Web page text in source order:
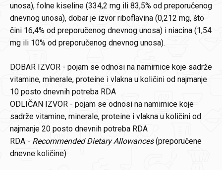
unosa), folne kiseline (334,2 mg ili 83,5% od preporučenog
dnevnog unosa), dobar je izvor riboflavina (0,212 mg, što
čini 16,4% od preporučenog dnevnog unosa) i niacina (1,54
mg ili 10% od preporučenog dnevnog unosa).
DOBAR IZVOR - pojam se odnosi na namirnice koje sadrže
vitamine, minerale, proteine i vlakna u količini od najmanje
10 posto dnevnih potreba RDA
ODLIČAN IZVOR - pojam se odnosi na namirnice koje
sadrže vitamine, minerale, proteine i vlakna u količini od
najmanje 20 posto dnevnih potreba RDA
RDA - Recommended Dietary Allowances(preporučene
dnevne količine)